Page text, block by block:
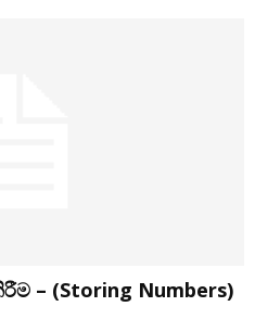
– (Storing Numbers)